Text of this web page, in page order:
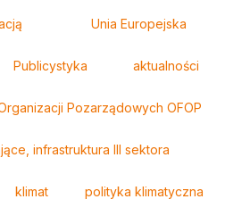
Unia Europejska
Publicystyka aktualności
Pozarządowych OFOP
infrastruktura III sektora
klimat polityka klimatyczna